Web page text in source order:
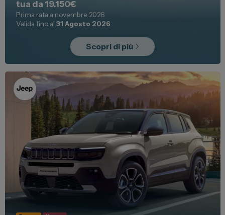
tua da 19.150€
Prima rata a novembre 2026
Valida fino al31 Agosto 2026
Scopri di più